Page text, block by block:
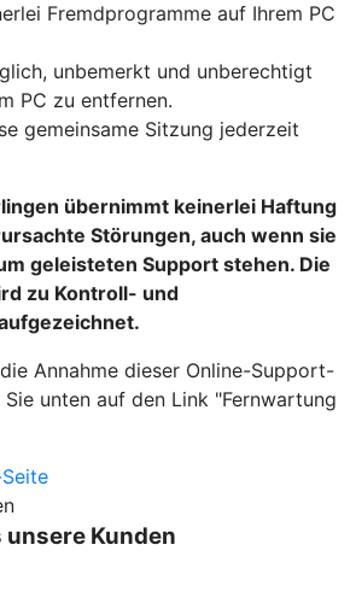
Fremdprogramme auf Ihrem PC
unbemerkt und unberechtigt
PC zu entfernen.
gemeinsame Sitzung jederzeit
übernimmt keinerlei Haftung
Störungen, auch wenn sie
geleisteten Support stehen. Die
zu Kontroll- und
Annahme dieser Online-Support-
unten auf den Link "Fernwartung
Kunden